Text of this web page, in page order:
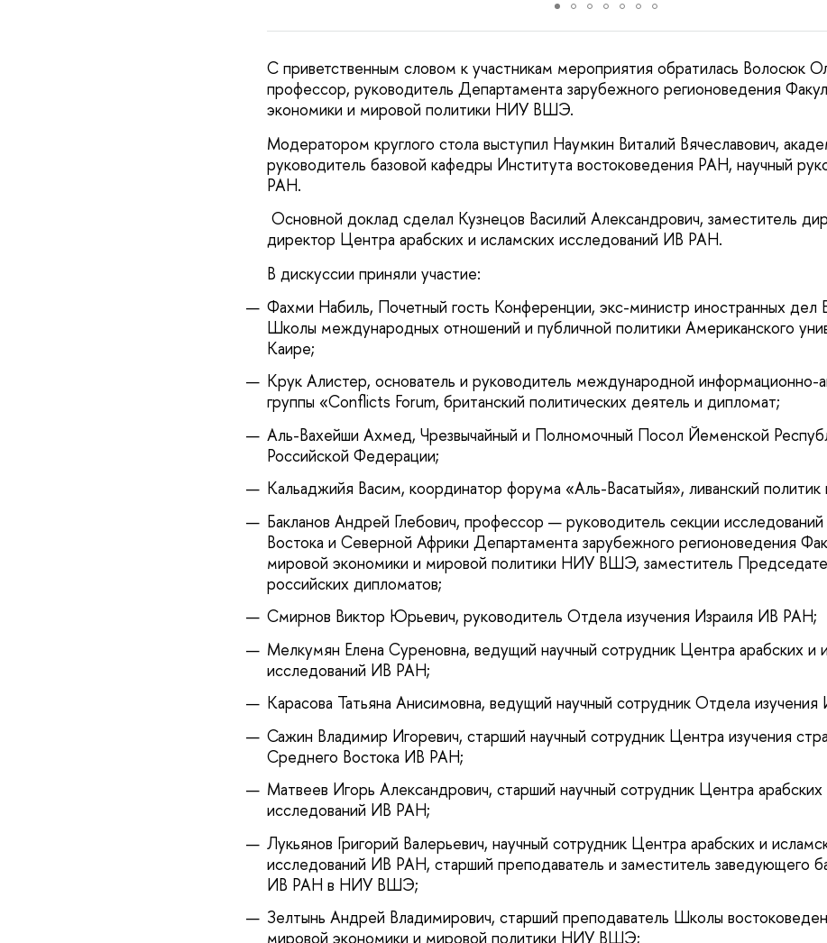
С приветственным словом к участникам мероприятия обратилась Волосюк
профессор, руководитель Департамента зарубежного регионоведения
экономики и мировой политики НИУ ВШЭ.
Модератором круглого стола выступил Наумкин Виталий Вячеславович,
руководитель базовой кафедры Института востоковедения РАН, научный
РАН.
Основной доклад сделал Кузнецов Василий Александрович, заместитель
директор Центра арабских и исламских исследований ИВ РАН.
В дискуссии приняли участие:
Фахми Набиль, Почетный гость Конференции, экс-министр иностранных дел
Школы международных отношений и публичной политики Американского
Каире;
Крук Алистер, основатель и руководитель международной информационно-
группы «Conflicts Forum, британский политических деятель и дипломат;
Аль-Вахейши Ахмед, Чрезвычайный и Полномочный Посол Йеменской
Российской Федерации;
Кальаджийя Васим, координатор форума «Аль-Васатыйя», ливанский политик
Бакланов Андрей Глебович, профессор — руководитель секции
Востока и Северной Африки Департамента зарубежного регионоведения
мировой экономики и мировой политики НИУ ВШЭ, заместитель
российских дипломатов;
Смирнов Виктор Юрьевич, руководитель Отдела изучения Израиля ИВ РАН;
Мелкумян Елена Суреновна, ведущий научный сотрудник Центра арабских и
исследований ИВ РАН;
Карасова Татьяна Анисимовна, ведущий научный сотрудник Отдела
Сажин Владимир Игоревич, старший научный сотрудник Центра изучения
Среднего Востока ИВ РАН;
Матвеев Игорь Александрович, старший научный сотрудник Центра арабских
исследований ИВ РАН;
Лукьянов Григорий Валерьевич, научный сотрудник Центра арабских и
исследований ИВ РАН, старший преподаватель и заместитель заведующего
ИВ РАН в НИУ ВШЭ;
Зелтынь Андрей Владимирович, старший преподаватель Школы
мировой экономики и мировой политики НИУ ВШЭ;